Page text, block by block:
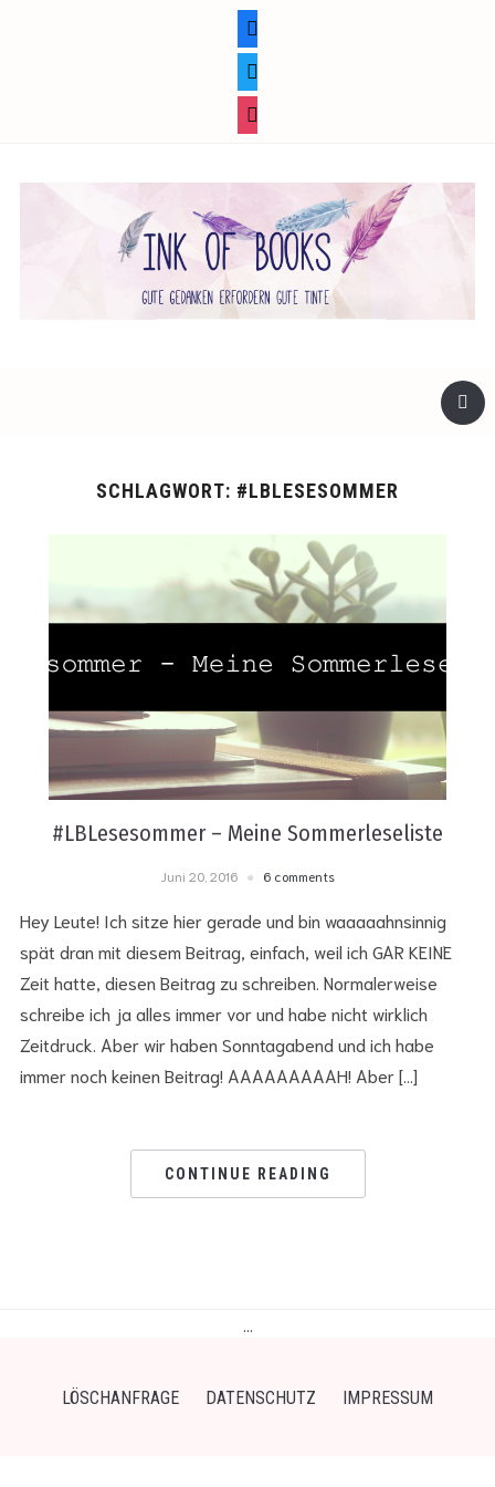
SCHLAGWORT: #LBLESESOMMER
#LBLesesommer – Meine Sommerleseliste
Juni 20, 2016 6 comments
Hey Leute! Ich sitze hier gerade und bin waaaaahnsinnig
spät dran mit diesem Beitrag, einfach, weil ich GAR KEINE
Zeit hatte, diesen Beitrag zu schreiben. Normalerweise
schreibe ich ja alles immer vor und habe nicht wirklich
Zeitdruck. Aber wir haben Sonntagabend und ich habe
immer noch keinen Beitrag! AAAAAAAAAH! Aber […]
CONTINUE READING
LÖSCHANFRAGE DATENSCHUTZ IMPRESSUM